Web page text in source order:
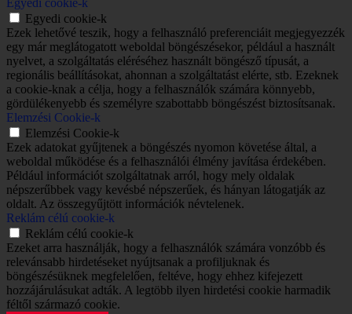
Egyedi cookie-k
Egyedi cookie-k
Ezek lehetővé teszik, hogy a felhasználó preferenciáit megjegyezzék
egy már meglátogatott weboldal böngészésekor, például a használt
nyelvet, a szolgáltatás eléréséhez használt böngésző típusát, a
regionális beállításokat, ahonnan a szolgáltatást elérte, stb. Ezeknek
a cookie-knak a célja, hogy a felhasználók számára könnyebb,
gördülékenyebb és személyre szabottabb böngészést biztosítsanak.
Elemzési Cookie-k
Elemzési Cookie-k
Ezek adatokat gyűjtenek a böngészés nyomon követése által, a
weboldal működése és a felhasználói élmény javítása érdekében.
Például információt szolgáltatnak arról, hogy mely oldalak
népszerűbbek vagy kevésbé népszerűek, és hányan látogatják az
oldalt. Az összegyűjtött információk névtelenek.
Reklám célú cookie-k
Reklám célú cookie-k
Ezeket arra használják, hogy a felhasználók számára vonzóbb és
relevánsabb hirdetéseket nyújtsanak a profiljuknak és
böngészésüknek megfelelően, feltéve, hogy ehhez kifejezett
hozzájárulásukat adták. A legtöbb ilyen hirdetési cookie harmadik
féltől származó cookie.